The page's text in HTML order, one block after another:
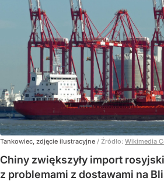
Tankowiec, zdjęcie ilustracyjne / Źródło: Wikimedia
Chiny zwiększyły import
z problemami z dostawami na